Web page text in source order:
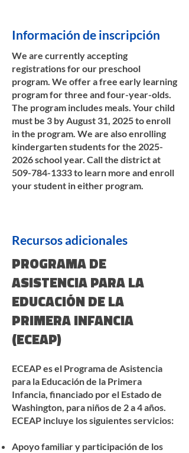
Información de inscripción
We are currently accepting
registrations for our preschool
program. We offer a free early learning
program for three and four-year-olds.
The program includes meals. Your child
must be 3 by August 31, 2025 to enroll
in the program. We are also enrolling
kindergarten students for the 2025-
2026school year. Call the district at
509-784-1333to learn more and enroll
your student in either program.
Recursos adicionales
PROGRAMA DE
ASISTENCIA PARA LA
EDUCACIÓN DE LA
PRIMERA INFANCIA
(ECEAP)
ECEAP es el Programa de Asistencia
para la Educación de la Primera
Infancia, financiado por el Estado de
Washington, para niños de 2 a 4 años.
ECEAP incluye los siguientes servicios:
Apoyo familiar y participación de los